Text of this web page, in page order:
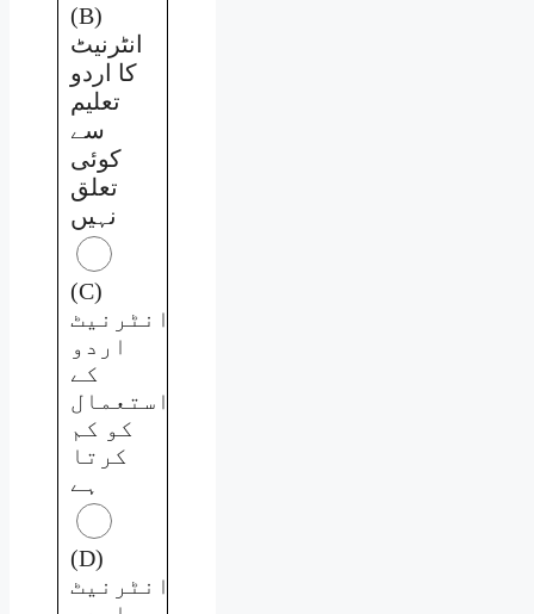
(B)
انٹرنیٹ
کا اردو
تعلیم
سے
کوئی
تعلق
نہیں
(C)
انٹرنیٹ
اردو
کے
استعمال
کو کم
کرتا
ہے
(D)
انٹرنیٹ